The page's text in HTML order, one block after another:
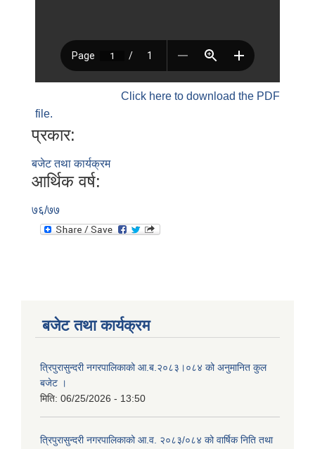
Click here to download the PDF
file.
प्रकार:
बजेट तथा कार्यक्रम
आर्थिक वर्ष:
७६/७७
बजेट तथा कार्यक्रम
त्रिपुरासुन्दरी नगरपालिकाको आ.ब.२०८३।०८४ को अनुमानित कुल
बजेट ।
मिति: 06/25/2026 - 13:50
त्रिपुरासुन्दरी नगरपालिकाको आ.व. २०८३/०८४ को वार्षिक निति तथा